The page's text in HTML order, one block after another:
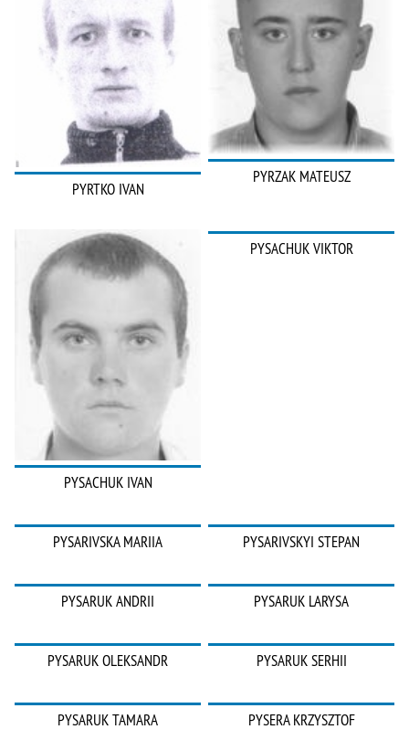
PYRTKO IVAN
PYRZAK MATEUSZ
PYSACHUK IVAN
PYSACHUK VIKTOR
PYSARIVSKA MARIIA PYSARIVSKYI STEPAN
PYSARUK ANDRII PYSARUK LARYSA
PYSARUK OLEKSANDR PYSARUK SERHII
PYSARUK TAMARA PYSERA KRZYSZTOF